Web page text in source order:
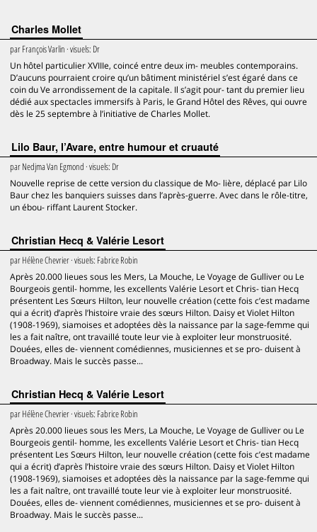
Charles Mollet
parFrançois Varlin · visuels: Dr
Un hôtel particulier XVIIIe, coincé entre deux im- meubles contemporains.
D’aucuns pourraient croire qu’un bâtiment ministériel s’est égaré dans ce
coin du Ve arrondissement de la capitale. Il s’agit pour- tant du premier lieu
dédié aux spectacles immersifs à Paris, le Grand Hôtel des Rêves, qui ouvre
dès le 25 septembre à l’initiative de Charles Mollet.
Lilo Baur, l’Avare, entre humour et cruauté
parNedjma Van Egmond · visuels: Dr
Nouvelle reprise de cette version du classique de Mo- lière, déplacé par Lilo
Baur chez les banquiers suisses dans l’après-guerre. Avec dans le rôle-titre,
un ébou- riffant Laurent Stocker.
Christian Hecq & Valérie Lesort
parHélène Chevrier· visuels: Fabrice Robin
Après 20.000 lieues sous les Mers, La Mouche, Le Voyage de Gulliver ou Le
Bourgeois gentil- homme, les excellents Valérie Lesort et Chris- tian Hecq
présentent Les Sœurs Hilton, leur nouvelle création (cette fois c’est madame
qui a écrit) d’après l’histoire vraie des sœurs Hilton. Daisy et Violet Hilton
(1908-1969), siamoises et adoptées dès la naissance par la sage-femme qui
les a fait naître, ont travaillé toute leur vie à exploiter leur monstruosité.
Douées, elles de- viennent comédiennes, musiciennes et se pro- duisent à
Broadway. Mais le succès passe...
Christian Hecq & Valérie Lesort
parHélène Chevrier· visuels: Fabrice Robin
Après 20.000 lieues sous les Mers, La Mouche, Le Voyage de Gulliver ou Le
Bourgeois gentil- homme, les excellents Valérie Lesort et Chris- tian Hecq
présentent Les Sœurs Hilton, leur nouvelle création (cette fois c’est madame
qui a écrit) d’après l’histoire vraie des sœurs Hilton. Daisy et Violet Hilton
(1908-1969), siamoises et adoptées dès la naissance par la sage-femme qui
les a fait naître, ont travaillé toute leur vie à exploiter leur monstruosité.
Douées, elles de- viennent comédiennes, musiciennes et se pro- duisent à
Broadway. Mais le succès passe...